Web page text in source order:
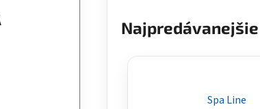
Najpredávanejšie
Spa Line